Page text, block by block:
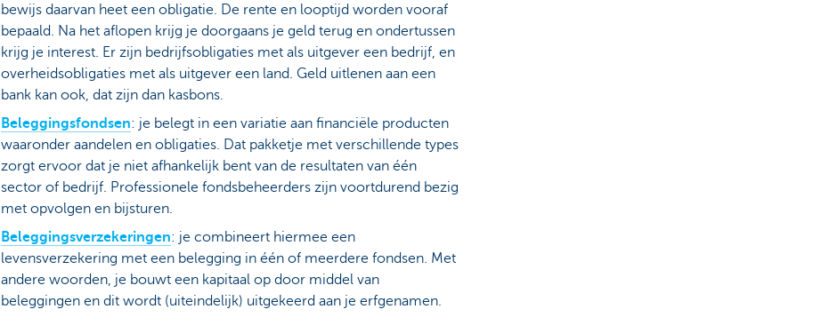
bewijs daarvan heet een obligatie. De rente en looptijd worden vooraf
bepaald. Na het aflopen krijg je doorgaans je geld terug en ondertussen
krijg je interest. Er zijn bedrijfsobligaties met als uitgever een bedrijf, en
overheidsobligaties met als uitgever een land. Geld uitlenen aan een
bank kan ook, dat zijn dan kasbons.
Beleggingsfondsen: je belegt in een variatie aan financiële producten
waaronder aandelen en obligaties. Dat pakketje met verschillende types
zorgt ervoor dat je niet afhankelijk bent van de resultaten van één
sector of bedrijf. Professionele fondsbeheerders zijn voortdurend bezig
met opvolgen en bijsturen.
Beleggingsverzekeringen: je combineert hiermee een
levensverzekering met een belegging in één of meerdere fondsen. Met
andere woorden, je bouwt een kapitaal op door middel van
beleggingen en dit wordt (uiteindelijk) uitgekeerd aan je erfgenamen.